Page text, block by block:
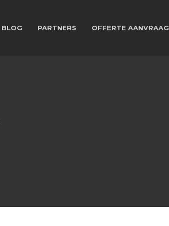
BLOG PARTNERS OFFERTE AANVRAAG